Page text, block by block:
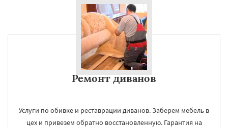
Ремонт диванов
Услуги по обивке и реставрации диванов. Заберем мебель в
цех и привезем обратно восстановленную. Гарантия на